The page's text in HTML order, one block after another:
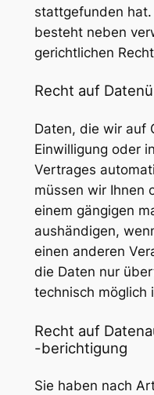
stattgefunden
besteht neben
gerichtlichen
Recht auf
Daten, die wir auf
Einwilligung oder
Vertrages
müssen wir Ihnen
einem gängigen
aushändigen,
einen anderen
die Daten nur
technisch möglich
Recht auf
-berichtigung
Sie haben nach